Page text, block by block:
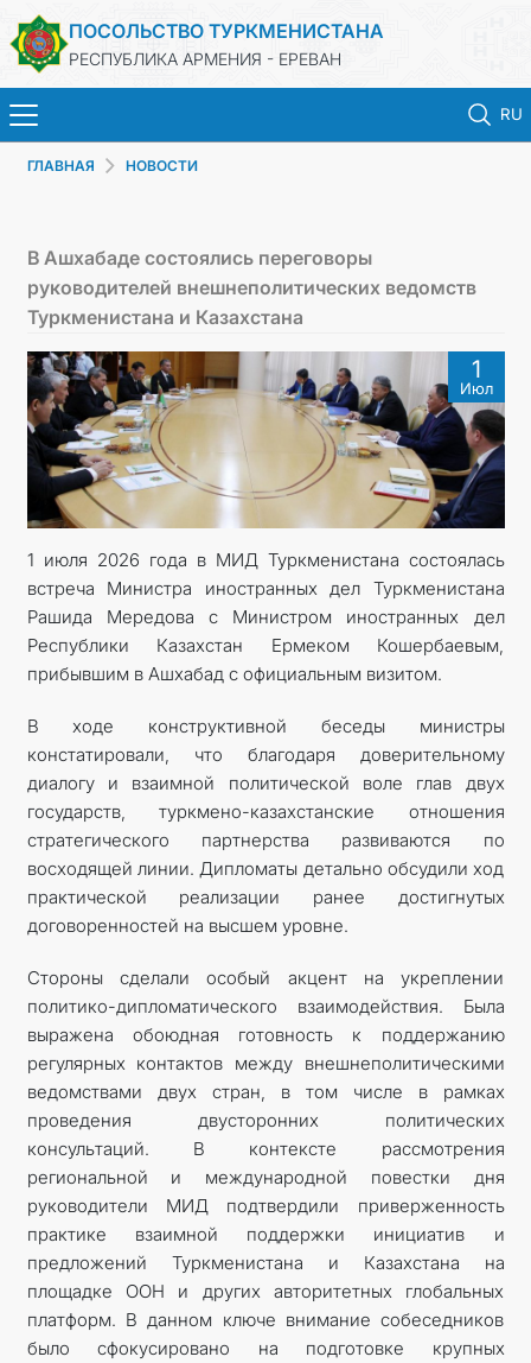
ПОСОЛЬСТВО ТУРКМЕНИСТАНА
РЕСПУБЛИКА АРМЕНИЯ - ЕРЕВАН
RU
КОНСУЛЬСКИЕ УСЛУГИ
КОНТАКТНЫЕ ДАННЫЕ
ГЛАВНАЯ НОВОСТИ
В Ашхабаде состоялись переговоры
руководителей внешнеполитических ведомств
Туркменистана и Казахстана
1
Июл
1 июля 2026 года в МИД Туркменистана состоялась
встреча Министра иностранных дел Туркменистана
Рашида Мередова с Министром иностранных дел
Республики Казахстан Ермеком Кошербаевым,
прибывшим в Ашхабад с официальным визитом.
В ходе конструктивной беседы министры
констатировали, что благодаря доверительному
диалогу и взаимной политической воле глав двух
государств, туркмено-казахстанские отношения
стратегического партнерства развиваются по
восходящей линии. Дипломаты детально обсудили ход
практической реализации ранее достигнутых
договоренностей на высшем уровне.
Стороны сделали особый акцент на укреплении
политико-дипломатического взаимодействия. Была
выражена обоюдная готовность к поддержанию
регулярных контактов между внешнеполитическими
ведомствами двух стран, в том числе в рамках
проведения двусторонних политических
консультаций. В контексте рассмотрения
региональной и международной повестки дня
руководители МИД подтвердили приверженность
практике взаимной поддержки инициатив и
предложений Туркменистана и Казахстана на
площадке ООН и других авторитетных глобальных
платформ. В данном ключе внимание собеседников
было сфокусировано на подготовке крупных